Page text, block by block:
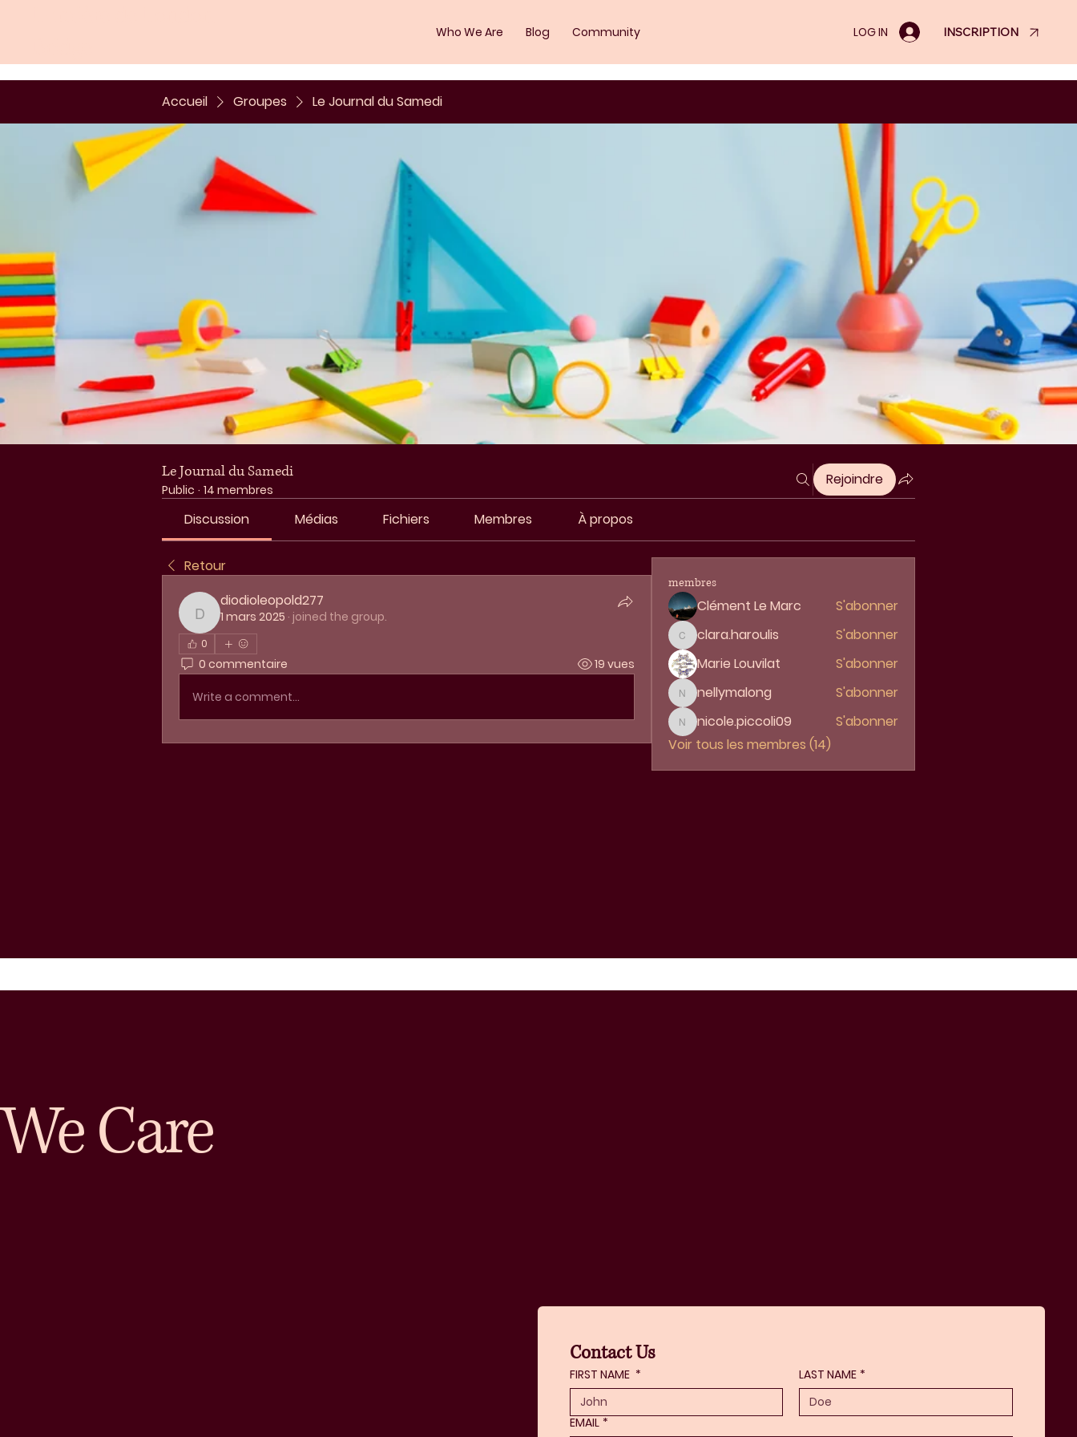
Who We Are Blog Community LOG IN INSCRIPTION
Accueil Groupes Le Journal du Samedi
Le Journal du Samedi
Public · 14 membres
Rejoindre
Discussion Médias Fichiers Membres À propos
Retour
diodioleopold277
diodioleopold277
1 mars 2025 · joined the group.
0
0 commentaire 19 vues
Write a comment...
membres
Clément Le Marc S'abonner
clara.haroulis
clara.haroulis
S'abonner
Marie Louvilat
S'abonner
nellymalong
nellymalong S'abonner
nicole.piccoli09
nicole.piccoli09
S'abonner
Voir tous les membres (14)
We Care
Contact Us
FIRST NAME * LAST NAME *
EMAIL *